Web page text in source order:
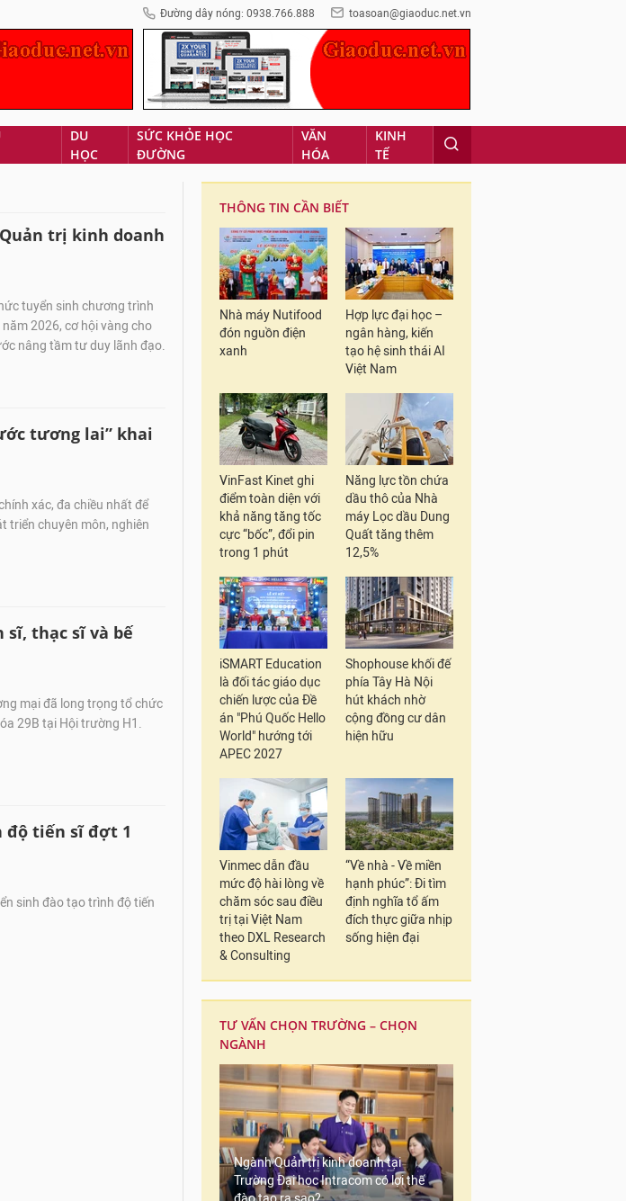
Đường dây nóng: 0938.766.888 toasoan@giaoduc.net.vn
DU
HỌC
SỨC KHỎE HỌC
ĐƯỜNG
VĂN
HÓA
KINH
TẾ
trị kinh doanh
tuyển sinh chương trình
2026, cơ hội vàng cho
nâng tầm tư duy lãnh đạo.
tương lai” khai
xác, đa chiều nhất để
triển chuyên môn, nghiên
thạc sĩ và bế
mại đã long trọng tổ chức
29B tại Hội trường H1.
độ tiến sĩ đợt 1
sinh đào tạo trình độ tiến
THÔNG TIN CẦN BIẾT
Nhà máy Nutifood
đón nguồn điện
xanh
Hợp lực đại học –
ngân hàng, kiến
tạo hệ sinh thái AI
Việt Nam
VinFast Kinet ghi
điểm toàn diện với
khả năng tăng tốc
cực “bốc”, đổi pin
trong 1 phút
Năng lực tồn chứa
dầu thô của Nhà
máy Lọc dầu Dung
Quất tăng thêm
12,5%
iSMART Education
là đối tác giáo dục
chiến lược của Đề
án "Phú Quốc Hello
World" hướng tới
APEC 2027
Shophouse khối đế
phía Tây Hà Nội
hút khách nhờ
cộng đồng cư dân
hiện hữu
Vinmec dẫn đầu
mức độ hài lòng về
chăm sóc sau điều
trị tại Việt Nam
theo DXL Research
& Consulting
“Về nhà - Về miền
hạnh phúc”: Đi tìm
định nghĩa tổ ấm
đích thực giữa nhịp
sống hiện đại
TƯ VẤN CHỌN TRƯỜNG – CHỌN
NGÀNH
Ngành Quản trị kinh doanh tại
Trường Đại học Intracom có lợi thế